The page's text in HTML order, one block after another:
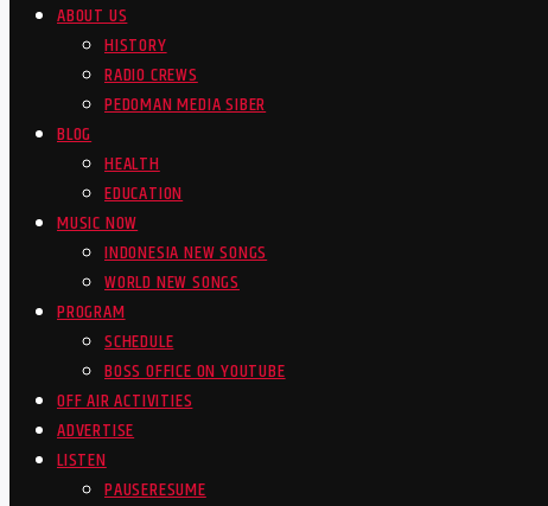
ABOUT US
HISTORY
RADIO CREWS
PEDOMAN MEDIA SIBER
BLOG
HEALTH
EDUCATION
MUSIC NOW
INDONESIA NEW SONGS
WORLD NEW SONGS
PROGRAM
SCHEDULE
BOSS OFFICE ON YOUTUBE
OFF AIR ACTIVITIES
ADVERTISE
LISTEN
PAUSERESUME